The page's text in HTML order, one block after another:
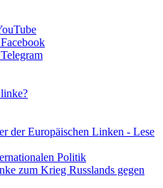
der Europäischen Linken - Lese
Politik
zum Krieg Russlands gegen